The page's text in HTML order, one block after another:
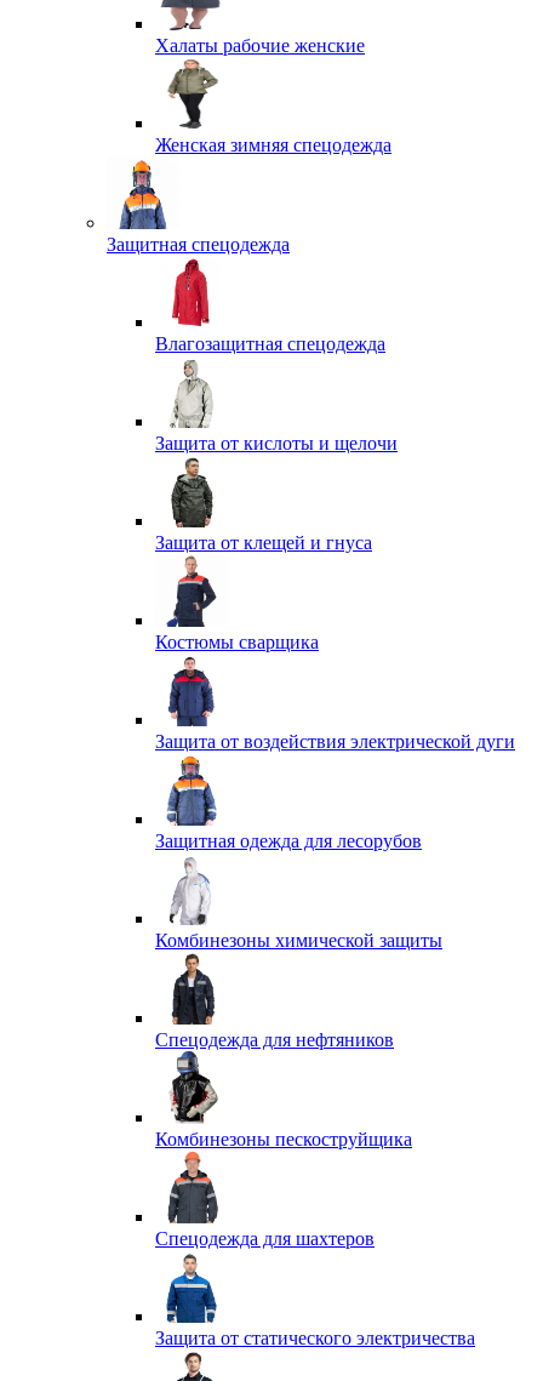
Халаты рабочие женские
Женская зимняя спецодежда
Защитная спецодежда
Влагозащитная спецодежда
Защита от кислоты и щелочи
Защита от клещей и гнуса
Костюмы сварщика
Защита от воздействия электрической дуги
Защитная одежда для лесорубов
Комбинезоны химической защиты
Спецодежда для нефтяников
Комбинезоны пескоструйщика
Спецодежда для шахтеров
Защита от статического электричества